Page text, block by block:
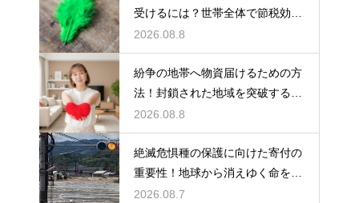
受けるには？世帯全体で節税効果
をアップ
2026.08.8
紛争の地帯へ物資届けるための方
法！封鎖された地域を突破する決
死の作戦
2026.08.8
絶滅危惧種の保護に向けた寄付の
重要性！地球から消えゆく命を食
い止める
2026.08.7